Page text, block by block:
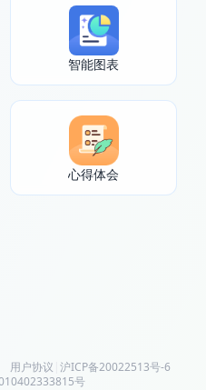
智能图表
心得体会
用户协议 沪ICP备20022513号-6
号